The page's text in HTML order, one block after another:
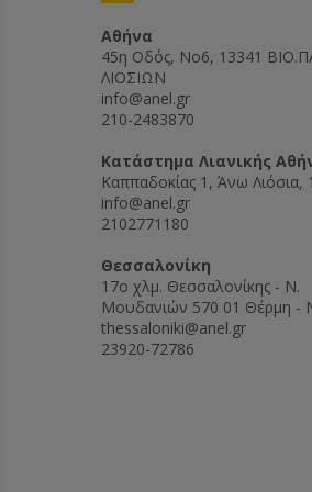
Αθήνα
45η Οδός, Νο6, 13341
ΛΙΟΣΙΩΝ
info@anel.gr
210-2483870
Kατάστημα Λιανικής
Καππαδοκίας 1, Άνω Λιόσια,
info@anel.gr
2102771180
Θεσσαλονίκη
17ο χλμ. Θεσσαλονίκης - Ν.
Μουδανιών 570 01 Θέρμη -
thessaloniki@anel.gr
23920-72786